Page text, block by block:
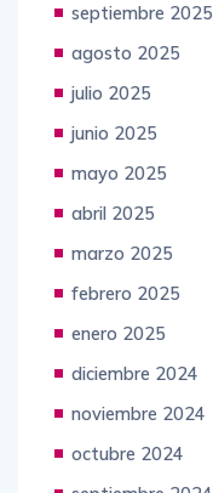
septiembre 2025
agosto 2025
julio 2025
junio 2025
mayo 2025
abril 2025
marzo 2025
febrero 2025
enero 2025
diciembre 2024
noviembre 2024
octubre 2024